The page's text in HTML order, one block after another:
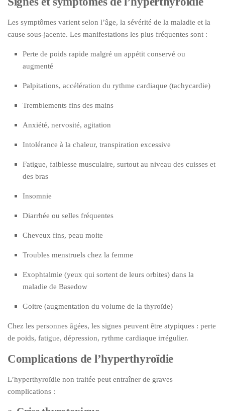
Les symptômes varient selon l’âge, la sévérité de la maladie et la
cause sous-jacente. Les manifestations les plus fréquentes sont :
Perte de poids rapide malgré un appétit conservé ou
augmenté
Palpitations, accélération du rythme cardiaque (tachycardie)
Tremblements fins des mains
Anxiété, nervosité, agitation
Intolérance à la chaleur, transpiration excessive
Fatigue, faiblesse musculaire, surtout au niveau des cuisses et
des bras
Insomnie
Diarrhée ou selles fréquentes
Cheveux fins, peau moite
Troubles menstruels chez la femme
Exophtalmie (yeux qui sortent de leurs orbites) dans la
maladie de Basedow
Goitre (augmentation du volume de la thyroïde)
Chez les personnes âgées, les signes peuvent être atypiques : perte
de poids, fatigue, dépression, rythme cardiaque irrégulier.
Complications de l’hyperthyroïdie
L’hyperthyroïdie non traitée peut entraîner de graves
complications :